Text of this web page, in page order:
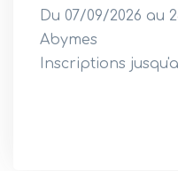
Du 07/09/2026 au
Abymes
Inscriptions